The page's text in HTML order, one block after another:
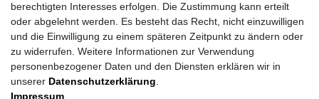
berechtigten Interesses erfolgen. Die Zustimmung kann erteilt
oder abgelehnt werden. Es besteht das Recht, nicht einzuwilligen
und die Einwilligung zu einem späteren Zeitpunkt zu ändern oder
zu widerrufen. Weitere Informationen zur Verwendung
personenbezogener Daten und den Diensten erklären wir in
unserer Daten­schutz­erklärung
Impressum